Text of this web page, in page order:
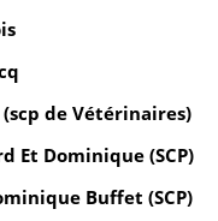
de Vétérinaires)
Et Dominique (SCP)
Buffet (SCP)